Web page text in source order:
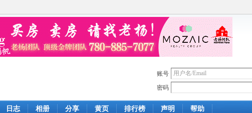
账号
密码
日志 相册 分享 黄页 排行榜 声明 帮助